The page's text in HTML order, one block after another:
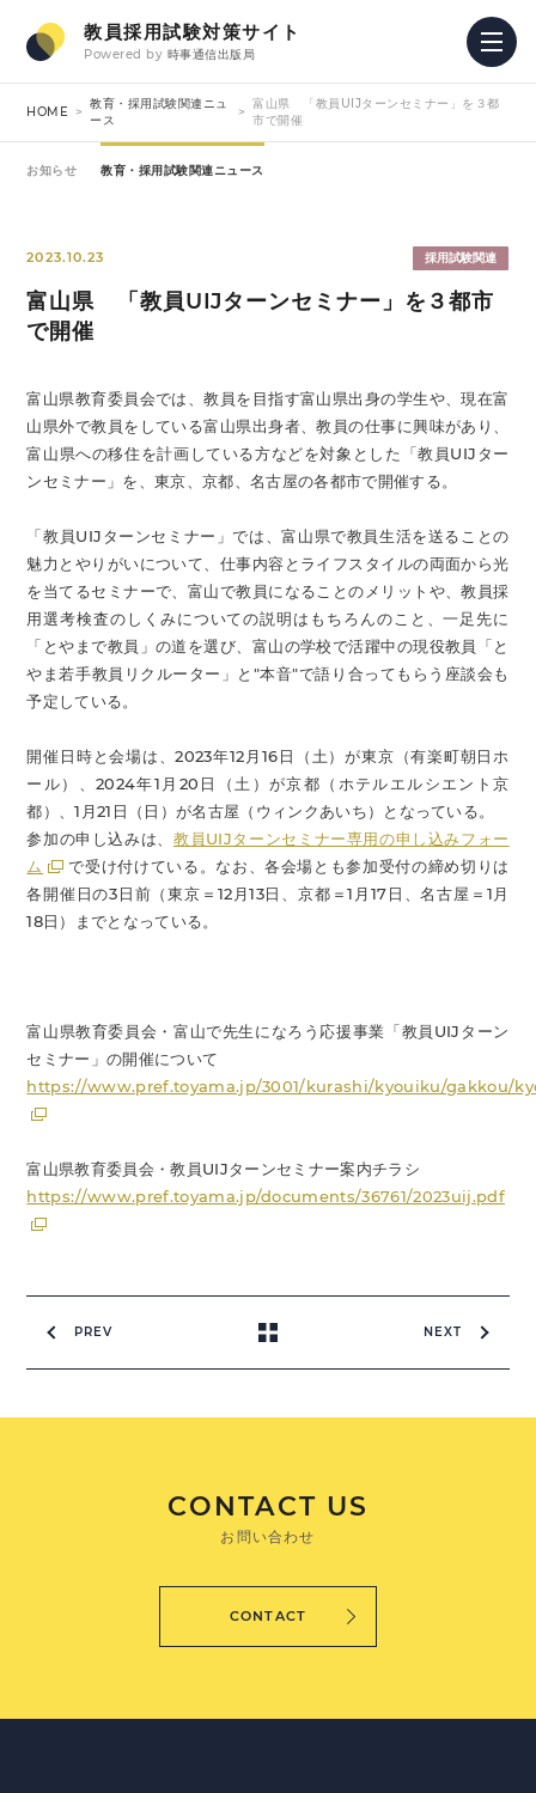
教員採用試験対策サイト
Powered by 時事通信出版局
HOME
教育・採用試験関連ニュ
ース
富山県 「教員UIJターンセミナー」を３都
市で開催
お知らせ 教育・採用試験関連ニュース
2023.10.23 採用試験関連
富山県 「教員UIJターンセミナー」を３都市
で開催
富山県教育委員会では、教員を目指す富山県出身の学生や、現在富
山県外で教員をしている富山県出身者、教員の仕事に興味があり、
富山県への移住を計画している方などを対象とした「教員UIJター
ンセミナー」を、東京、京都、名古屋の各都市で開催する。
「教員UIJターンセミナー」では、富山県で教員生活を送ることの
魅力とやりがいについて、仕事内容とライフスタイルの両面から光
を当てるセミナーで、富山で教員になることのメリットや、教員採
用選考検査のしくみについての説明はもちろんのこと、一足先に
「とやまで教員」の道を選び、富山の学校で活躍中の現役教員「と
やま若手教員リクルーター」と"本音"で語り合ってもらう座談会も
予定している。
開催日時と会場は、2023年12月16日（土）が東京（有楽町朝日ホ
ール）、2024年1月20日（土）が京都（ホテルエルシエント京
都）、1月21日（日）が名古屋（ウィンクあいち）となっている。
参加の申し込みは、 教員UIJターンセミナー専用の申し込みフォー
ム
で受け付けている。なお、各会場とも参加受付の締め切りは
各開催日の3日前（東京＝12月13日、京都＝1月17日、名古屋＝1月
18日）までとなっている。
富山県教育委員会・富山で先生になろう応援事業「教員UIJターン
セミナー」の開催について
https://www.pref.toyama.jp/3001/kurashi/kyouiku/gakkou/
富山県教育委員会・教員UIJターンセミナー案内チラシ
https://www.pref.toyama.jp/documents/36761/2023uij.pdf
PREV NEXT
CONTACT US
お問い合わせ
CONTACT